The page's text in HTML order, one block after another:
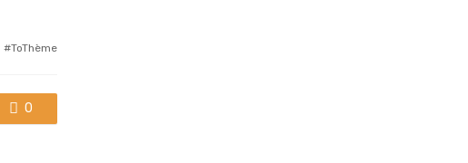
ToThème
0